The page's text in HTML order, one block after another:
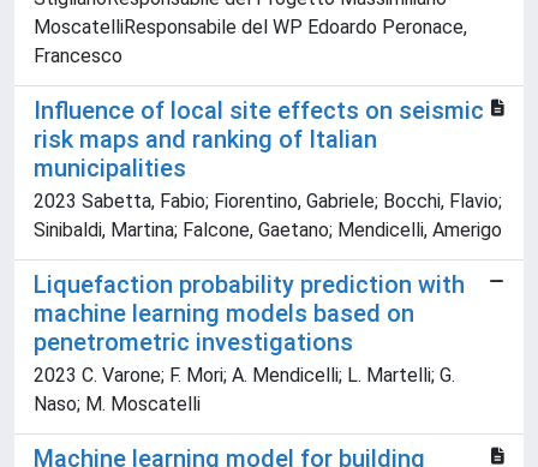
MoscatelliResponsabile del WP Edoardo Peronace,
Francesco
Influence of local site effects on seismic
risk maps and ranking of Italian
municipalities
2023 Sabetta, Fabio; Fiorentino, Gabriele; Bocchi, Flavio;
Sinibaldi, Martina; Falcone, Gaetano; Mendicelli, Amerigo
Liquefaction probability prediction with
machine learning models based on
penetrometric investigations
2023 C. Varone; F. Mori; A. Mendicelli; L. Martelli; G.
Naso; M. Moscatelli
Machine learning model for building